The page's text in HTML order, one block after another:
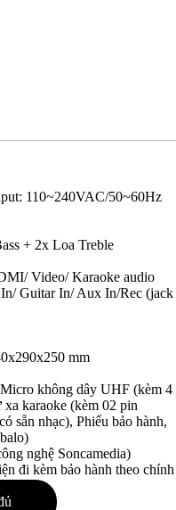
110~240VAC/50~60Hz
+ 2x Loa Treble
Video/ Karaoke audio
Guitar In/ Aux In/Rec (jack
mm
không dây UHF (kèm 4
karaoke (kèm 02 pin
sẵn nhạc), Phiếu bảo hành,
nghệ Soncamedia)
đi kèm bảo hành theo chính